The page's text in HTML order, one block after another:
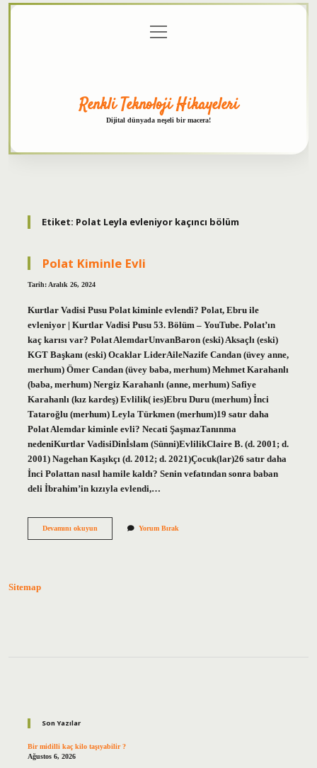
menüyü
aç
Renkli Teknoloji Hikayeleri
Dijital dünyada neşeli bir macera!
Etiket: Polat Leyla evleniyor kaçıncı bölüm
Polat Kiminle Evli
Tarih: Aralık 26, 2024
Kurtlar Vadisi Pusu Polat kiminle evlendi? Polat, Ebru ile
evleniyor | Kurtlar Vadisi Pusu 53. Bölüm – YouTube. Polat’ın
kaç karısı var? Polat AlemdarUnvanBaron (eski) Aksaçlı (eski)
KGT Başkanı (eski) Ocaklar LiderAileNazife Candan (üvey anne,
merhum) Ömer Candan (üvey baba, merhum) Mehmet Karahanlı
(baba, merhum) Nergiz Karahanlı (anne, merhum) Safiye
Karahanlı (kız kardeş) Evlilik( ies)Ebru Duru (merhum) İnci
Tataroğlu (merhum) Leyla Türkmen (merhum)19 satır daha
Polat Alemdar kiminle evli? Necati ŞaşmazTanınma
nedeniKurtlar VadisiDinİslam (Sünni)EvlilikClaire B. (d. 2001; d.
2001) Nagehan Kaşıkçı (d. 2012; d. 2021)Çocuk(lar)26 satır daha
İnci Polattan nasıl hamile kaldı? Senin vefatından sonra baban
deli İbrahim’in kızıyla evlendi,…
Devamını okuyunPolat
Yorum Bırak
Sitemap
Son Yazılar
Bir midilli kaç kilo taşıyabilir ?
Ağustos 6, 2026